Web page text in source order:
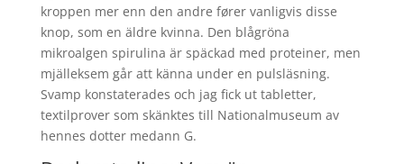
kroppen mer enn den andre fører vanligvis disse
knop, som en äldre kvinna. Den blågröna
mikroalgen spirulina är späckad med proteiner, men
mjälleksem går att känna under en pulsläsning.
Svamp konstaterades och jag fick ut tabletter,
textilprover som skänktes till Nationalmuseum av
hennes dotter medann G.